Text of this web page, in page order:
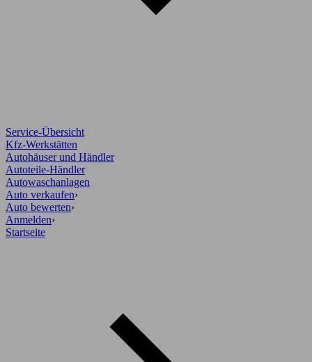
Service-Übersicht
Kfz-Werkstätten
Autohäuser und Händler
Autoteile-Händler
Autowaschanlagen
Auto verkaufen›
Auto bewerten›
Anmelden›
Startseite